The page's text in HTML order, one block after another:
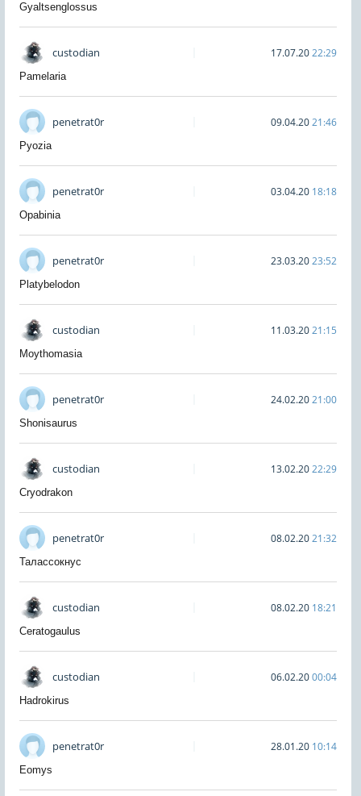
Gyaltsenglossus
custodian 17.07.2022:29
Pamelaria
penetrat0r 09.04.2021:46
Pyozia
penetrat0r 03.04.20 18:18
Opabinia
penetrat0r 23.03.2023:52
Platybelodon
custodian 11.03.2021:15
Moythomasia
penetrat0r 24.02.2021:00
Shonisaurus
custodian 13.02.2022:29
Cryodrakon
penetrat0r 08.02.2021:32
Талассокнус
custodian 08.02.20 18:21
Ceratogaulus
custodian 06.02.2000:04
Hadrokirus
penetrat0r 28.01.20 10:14
Eomys